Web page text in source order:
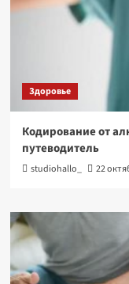
Здоровье
Кодирование от
путеводитель
studiohallo_ 22